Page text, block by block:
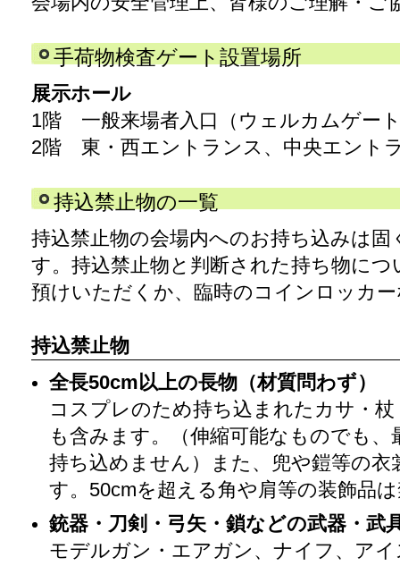
手荷物検査ゲート設置場所
展示ホール
1階 一般来場者入口（ウェルカムゲー
2階 東・西エントランス、中央エント
持込禁止物の一覧
持込禁止物の会場内へのお持ち込みは
す。持込禁止物と判断された持ち物に
預けいただくか、臨時のコインロッカ
持込禁止物
全長50cm以上の長物（材質問わず）
コスプレのため持ち込まれたカサ・
も含みます。（伸縮可能なものでも
持ち込めません）また、兜や鎧等の
す。50cmを超える角や肩等の装飾品
銃器・刀剣・弓矢・鎖などの武器・武
モデルガン・エアガン、ナイフ、ア